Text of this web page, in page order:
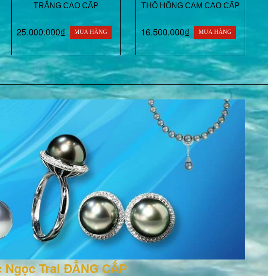
TRẮNG CAO CẤP
25.000.000₫ MUA HÀNG
THÔ HỒNG CAM CAO CẤP
16.500.000₫ MUA HÀNG
Trai ĐẲNG CẤP